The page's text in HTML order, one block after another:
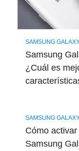
SAMSUNG
Samsung
¿Cuál es
SAMSUNG
Cómo
Samsung